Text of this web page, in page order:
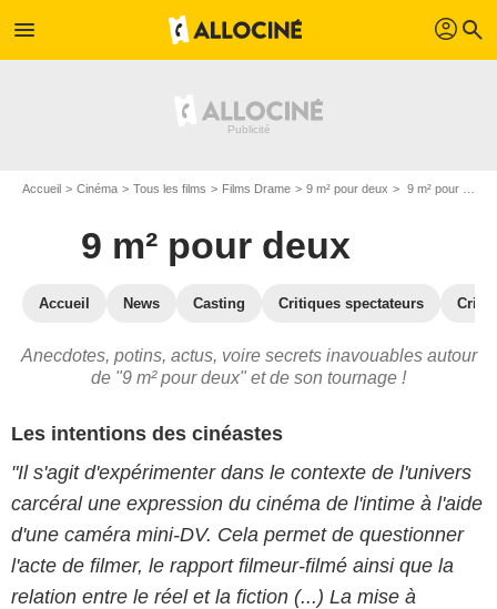
menu profil search
Accueil Cinéma Tous les films Films Drame 9 m² pour deux 9 m² pour deux : les secrets du tournage
9 m² pour deux
Accueil News Casting Critiques spectateurs
Anecdotes, potins, actus, voire secrets inavouables autour
de "9 m² pour deux" et de son tournage !
Les intentions des cinéastes
"Il s'agit d'expérimenter dans le contexte de l'univers
carcéral une expression du cinéma de l'intime à l'aide
d'une caméra mini-DV. Cela permet de questionner
l'acte de filmer, le rapport filmeur-filmé ainsi que la
relation entre le réel et la fiction (...) La mise à